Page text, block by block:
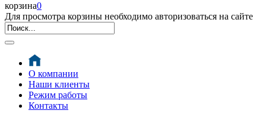
корзина0
Для просмотра корзины необходимо авторизоваться на сайте
О компании
Наши клиенты
Режим работы
Контакты